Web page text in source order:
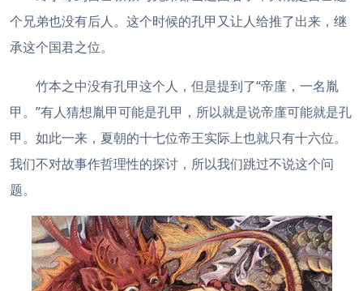
个兄弟也没有后人。这个时候的孔甲又让人给推了出来，继
承这个国君之位。
竹本之中没有孔甲这个人，但是提到了“帝廑，一名胤
甲。”有人猜想胤甲可能是孔甲，所以就是说帝廑可能就是孔
甲。如此一来，夏朝的十七位帝王实际上也就只有十六位。
我们不对故事作哲理性的探讨，所以我们跳过不说这个问
题。